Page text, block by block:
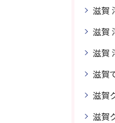
滋賀
滋賀
滋賀
滋賀で
滋賀
滋賀